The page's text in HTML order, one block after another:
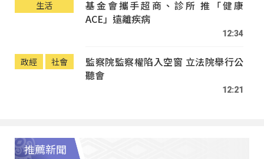
生活
基金會攜手超商、診所 推「健康
ACE」遠離疾病
12:34
政經 社會
監察院監察權陷入空窗 立法院舉行公
聽會
12:21
推薦新聞